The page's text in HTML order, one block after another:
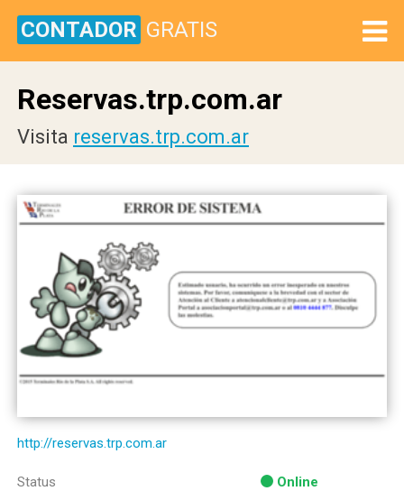
CONTADOR GRATIS
Reservas.trp.com.ar
Visita reservas.trp.com.ar
http://reservas.trp.com.ar
Status Online